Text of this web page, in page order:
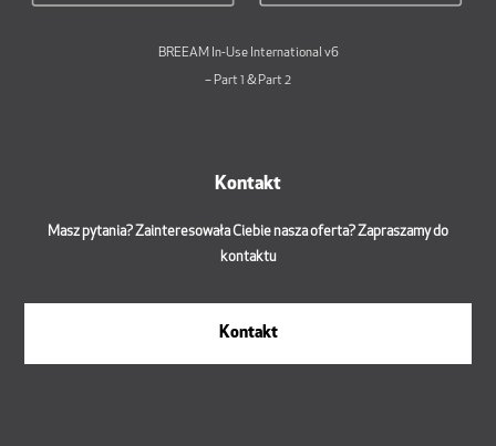
BREEAM In-Use International v6
– Part 1 & Part 2
Kontakt
Masz pytania? Zainteresowała Ciebie nasza oferta? Zapraszamy do
kontaktu
Kontakt